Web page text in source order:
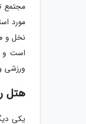
مورد
نخل و
است و
ورزشی
هتل
یکی